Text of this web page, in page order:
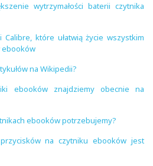
wytrzymałości baterii czytnika
które ułatwią życie wszystkim
ebooków
na Wikipedii?
ebooków znajdziemy obecnie na
ebooków potrzebujemy?
na czytniku ebooków jest